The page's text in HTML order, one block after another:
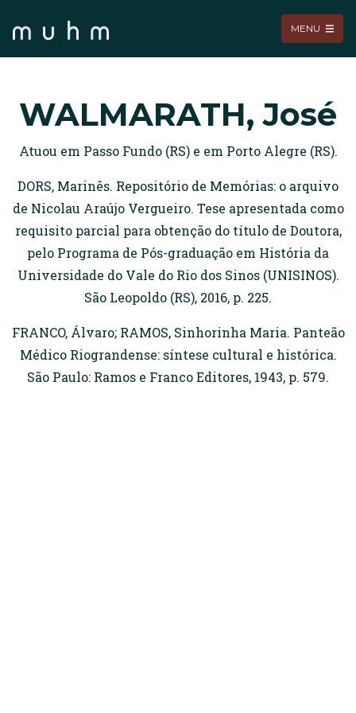
MENU
WALMARATH, José
Atuou em Passo Fundo (RS) e em Porto Alegre (RS).
DORS, Marinês. Repositório de Memórias: o arquivo
de Nicolau Araújo Vergueiro. Tese apresentada como
requisito parcial para obtenção do título de Doutora,
pelo Programa de Pós-graduação em História da
Universidade do Vale do Rio dos Sinos (UNISINOS).
São Leopoldo (RS), 2016, p. 225.
FRANCO, Álvaro; RAMOS, Sinhorinha Maria. Panteão
Médico Riograndense: síntese cultural e histórica.
São Paulo: Ramos e Franco Editores, 1943, p. 579.